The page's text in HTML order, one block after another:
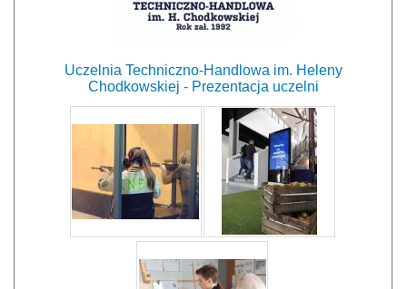
Uczelnia Techniczno-Handlowa im. Heleny
Chodkowskiej - Prezentacja uczelni